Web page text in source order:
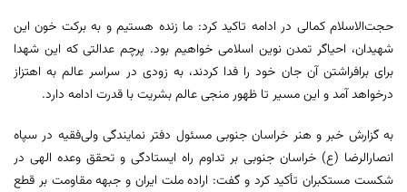
حجت‌الاسلام کمالی در ادامه تاکید کرد: ما زنده هستیم و به برکت خون این
شهیدان، احیاگر تمدن نوین اسلامی خواهیم بود. پرچم عدالتی که این شهدا
برای برافراشتن آن جان خود را فدا کردند، به زودی در سراسر عالم به اهتزاز
درخواهد آمد و این مسیر تا ظهور منجی عالم بشریت با قدرت ادامه دارد.
به گزارش خبر و هنر خراسان جنوبی مسئول دفتر نمایندگی ولی‌فقیه در سپاه
انصارالرضا (ع) خراسان جنوبی بر تداوم راه ایستادگی و تحقق وعده الهی در
شکست مستکبران تأکید کرد و گفت: اراده ملت ایران و جبهه مقاومت بر قطع